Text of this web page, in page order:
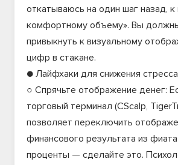
откатываюсь на один шаг назад,
комфортному объему». Вы
привыкнуть к визуальному
цифр в стакане.
● Лайфхаки для снижения
○ Спрячьте отображение денег:
торговый терминал (CScalp,
позволяет переключить
финансового результата из
проценты — сделайте это.